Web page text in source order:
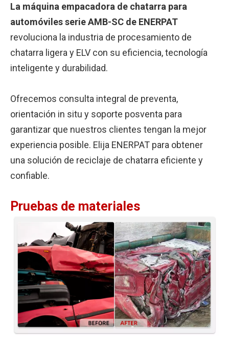
La máquina empacadora de chatarra para
automóviles serie AMB-SC de ENERPAT
revoluciona la industria de procesamiento de
chatarra ligera y ELV con su eficiencia, tecnología
inteligente y durabilidad.
Ofrecemos consulta integral de preventa,
orientación in situ y soporte posventa para
garantizar que nuestros clientes tengan la mejor
experiencia posible. Elija ENERPAT para obtener
una solución de reciclaje de chatarra eficiente y
confiable.
Pruebas de materiales